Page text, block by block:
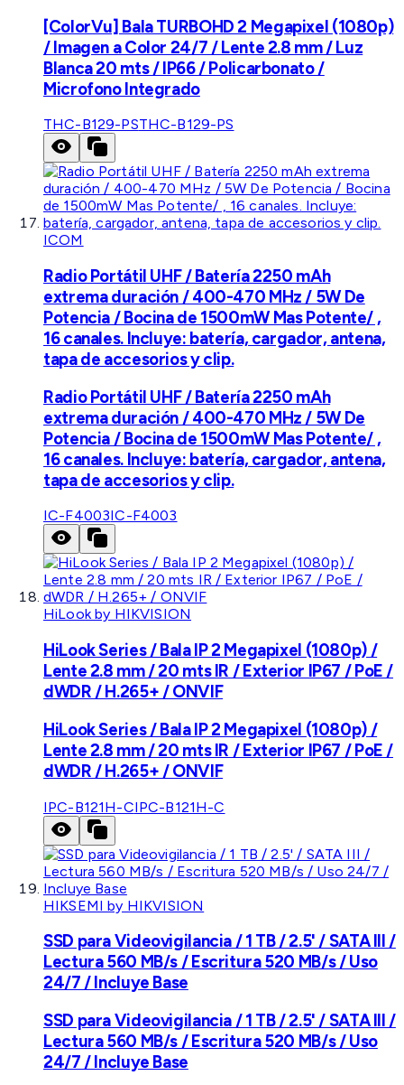
[ColorVu] Bala TURBOHD 2 Megapixel (1080p)
/ Imagen a Color 24/7 / Lente 2.8 mm / Luz
Blanca 20 mts / IP66 / Policarbonato /
Microfono Integrado
THC-B129-PSTHC-B129-PS
ICOM
Radio Portátil UHF / Batería 2250 mAh
extrema duración / 400-470 MHz / 5W De
Potencia / Bocina de 1500mW Mas Potente/ ,
16 canales. Incluye: batería, cargador, antena,
tapa de accesorios y clip.
Radio Portátil UHF / Batería 2250 mAh
extrema duración / 400-470 MHz / 5W De
Potencia / Bocina de 1500mW Mas Potente/ ,
16 canales. Incluye: batería, cargador, antena,
tapa de accesorios y clip.
IC-F4003IC-F4003
HiLook by HIKVISION
HiLook Series / Bala IP 2 Megapixel (1080p) /
Lente 2.8 mm / 20 mts IR / Exterior IP67 / PoE /
dWDR / H.265+ / ONVIF
HiLook Series / Bala IP 2 Megapixel (1080p) /
Lente 2.8 mm / 20 mts IR / Exterior IP67 / PoE /
dWDR / H.265+ / ONVIF
IPC-B121H-CIPC-B121H-C
HIKSEMI by HIKVISION
SSD para Videovigilancia / 1 TB / 2.5' / SATA III /
Lectura 560 MB/s / Escritura 520 MB/s / Uso
24/7 / Incluye Base
SSD para Videovigilancia / 1 TB / 2.5' / SATA III /
Lectura 560 MB/s / Escritura 520 MB/s / Uso
24/7 / Incluye Base